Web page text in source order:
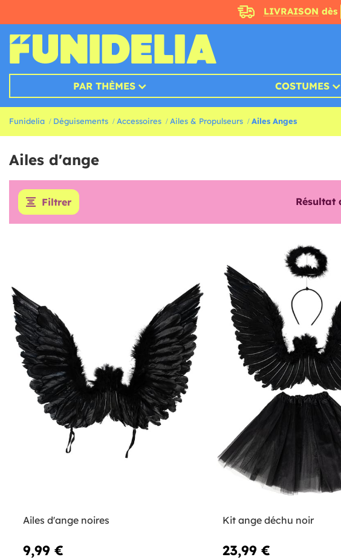
LIVRAISON dès
PAR THÈMES COSTUMES
Funidelia Déguisements Accessoires Ailes & Propulseurs Ailes Anges
Ailes d'ange
Filtrer Résultat
Ailes d'ange noires
9,99 €
Kit ange déchu noir
23,99 €